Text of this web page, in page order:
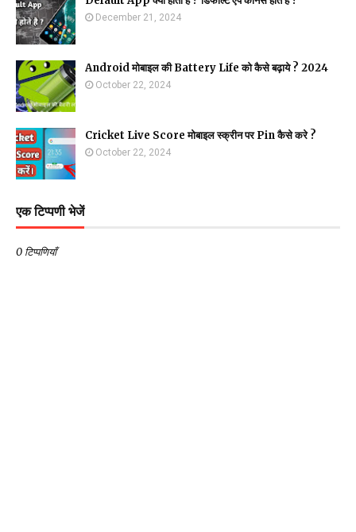
December 21, 2024
Android मोबाइल की Battery Life को कैसे बढ़ाये ? 2024
October 22, 2024
Cricket Live Score मोबाइल स्क्रीन पर Pin कैसे करे ?
October 22, 2024
एक टिप्पणी भेजें
0 टिप्पणियाँ